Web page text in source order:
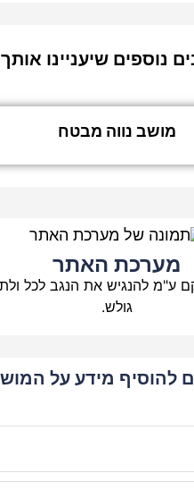
נוספים שיעניינו אותך
מושב נווה מבטח
מערכת האתר
ע"מ להנגיש את הנגב לכל
גולש.
להוסיף מידע על